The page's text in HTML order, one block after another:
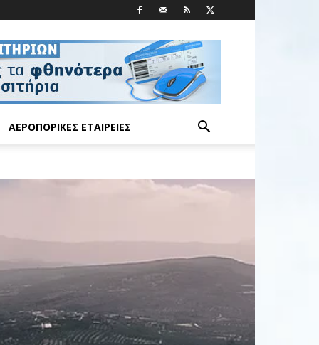
ΑΕΡΟΠΟΡΙΚΈΣ ΕΤΑΙΡΕΊΕΣ